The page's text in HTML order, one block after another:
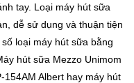
tay. Loại máy hút sữa
dễ sử dụng và thuận tiện
loại máy hút sữa bằng
hút sữa Mezzo Unimom
154AM Albert hay máy hút